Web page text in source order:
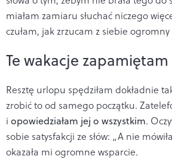
miałam zamiaru słuchać niczego
czułam, jak zrzucam z siebie ogromny
Te wakacje zapamiętam
Resztę urlopu spędziłam dokładnie
zrobić to od samego początku.
i opowiedziałam jej o wszystkim.
sobie satysfakcji ze słów: „A nie
okazała mi ogromne wsparcie.